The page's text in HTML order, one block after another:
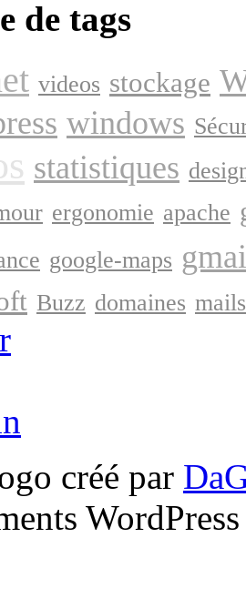
de tags
videos stockage
windows
statistiques
ergonomie apache
google-maps
Buzz domaines mails
créé par